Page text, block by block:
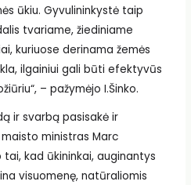
ūkiu. Gyvulininkystė taip
tvariame, žiediniame
kuriuose derinama žemės
ilgainiui gali būti efektyvūs
– pažymėjo I.Šinko.
ir svarbą pasisakė ir
ministras Marc
kad ūkininkai, auginantys
visuomenę, natūraliomis